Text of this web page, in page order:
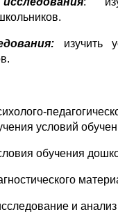
изучить
условий
обучения
и анализ